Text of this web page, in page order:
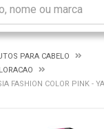
PARA CABELO
FASHION COLOR PINK -